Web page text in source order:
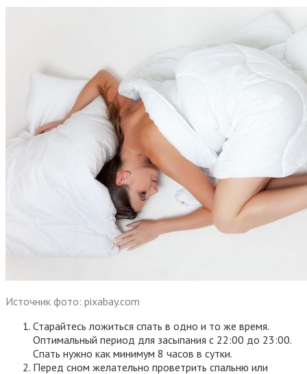
Источник фото: pixabay.com
Старайтесь ложиться спать в одно и то же время.
Оптимальный период для засыпания с 22:00 до 23:00.
Спать нужно как минимум 8 часов в сутки.
Перед сном желательно проветрить спальню или